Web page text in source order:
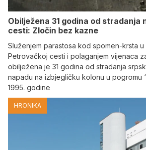
Obilježena 31 godina od stradanja
cesti: Zločin bez kazne
Služenjem parastosa kod spomen-krsta u
Petrovačkoj cesti i polaganjem vijenaca
obilježena je 31 godina od stradanja
napadu na izbjegličku kolonu u pogromu
1995. godine
HRONIKA